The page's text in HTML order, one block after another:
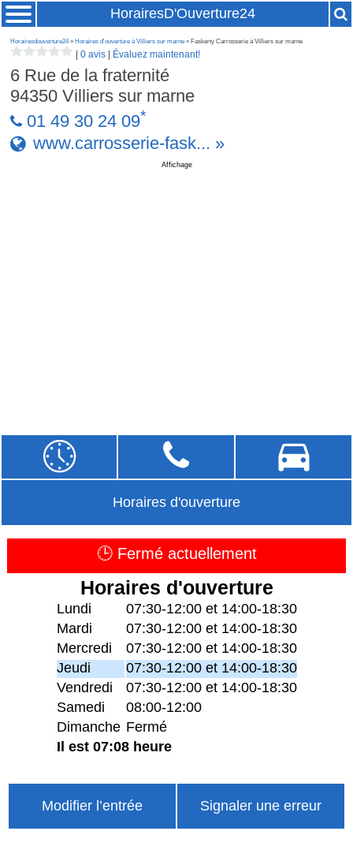
HorairesD'Ouverture24
Horairesdouverture24» Horaires d'ouverture à Villiers sur marne » Faskerty Carrosserie à Villiers sur marne
|0 avis Évaluez maintenant!
6 Rue de la fraternité
94350Villiers sur marne
01 49 30 24 09*
www.carrosserie-fask... »
Affichage
Horaires d'ouverture
🕒 Fermé actuellement
Horaires d'ouverture
Lundi
07:30-12:00 et 14:00-18:30
Mardi
07:30-12:00 et 14:00-18:30
Mercredi
07:30-12:00 et 14:00-18:30
Jeudi
07:30-12:00 et 14:00-18:30
Vendredi
07:30-12:00 et 14:00-18:30
Samedi
08:00-12:00
Dimanche Fermé
Il est 07:08 heure
Modifier l’entrée Signaler une erreur